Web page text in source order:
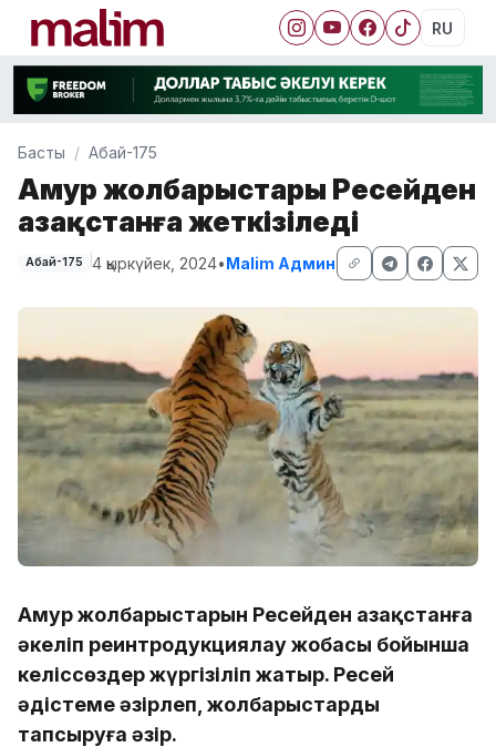
RU
Басты Абай-175
Амур жолбарыстары Ресейден
Қазақстанға жеткізіледі
Абай-175 4 қыркүйек, 2024•Malim Админ
Амур жолбарыстарын Ресейден Қазақстанға
әкеліп реинтродукциялау жобасы бойынша
келіссөздер жүргізіліп жатыр. Ресей
әдістеме әзірлеп, жолбарыстарды
тапсыруға әзір.